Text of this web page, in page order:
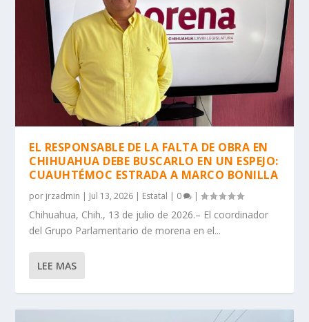
EL RESPONSABLE DE LA FALTA DE OBRA EN
CHIHUAHUA DEBE BUSCARLO EN UN ESPEJO:
CUAUHTÉMOC ESTRADA A MARCO BONILLA
por jrzadmin | Jul 13, 2026 | Estatal | 0 |
Chihuahua, Chih., 13 de julio de 2026.– El coordinador
del Grupo Parlamentario de morena en el...
LEE MAS